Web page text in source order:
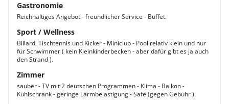
Gastronomie
Reichhaltiges Angebot - freundlicher Service - Buffet.
Sport / Wellness
Billard, Tischtennis und Kicker - Miniclub - Pool relativ klein und nur
für Schwimmer ( kein Kleinkinderbecken - aber dafür gibt es ja auch
den Strand ).
Zimmer
sauber - TV mit 2 deutschen Programmen - Klima - Balkon -
Kühlschrank - geringe Lärmbelästigung - Safe (gegen Gebühr ).